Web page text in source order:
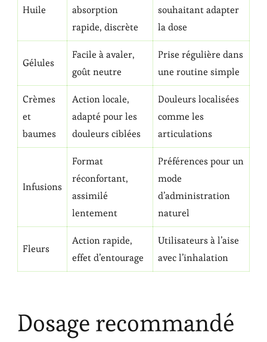
Huile
absorption
rapide, discrète
souhaitant adapter
la dose
Gélules
Facile à avaler,
goût neutre
Prise régulière dans
une routine simple
Crèmes
et
baumes
Action locale,
adapté pour les
douleurs ciblées
Douleurs localisées
comme les
articulations
Infusions
Format
réconfortant,
assimilé
lentement
Préférences pour un
mode
d’administration
naturel
Fleurs
Action rapide,
effet d’entourage
Utilisateurs à l’aise
avec l’inhalation
Dosage recommandé